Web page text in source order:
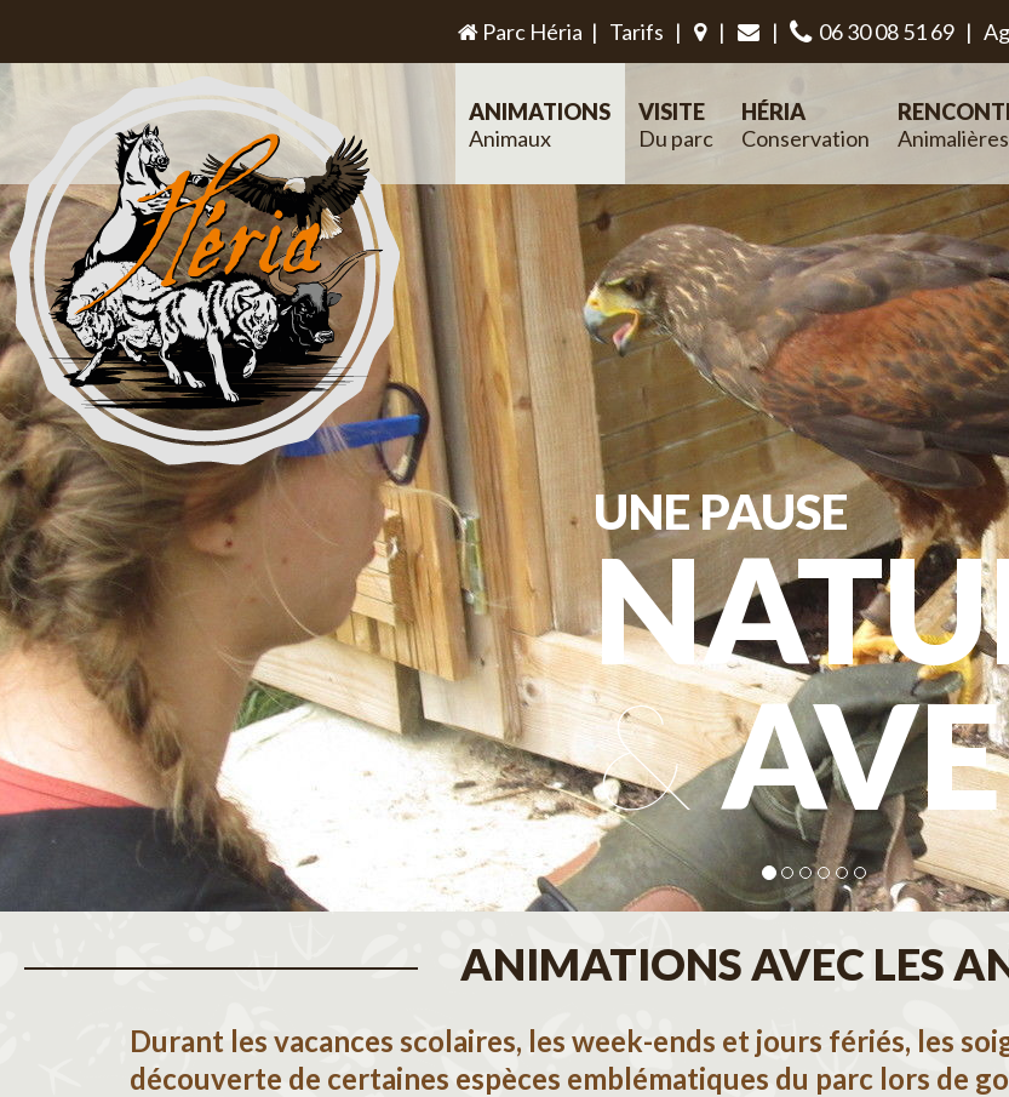
Parc Héria | Tarifs | | | 06 30 08 51 69 |
UNE PAUSE
&
ANIMATIONS
Animaux
VISITE
Du parc
HÉRIA
Conservation
Animalières
ANIMATIONS AVEC LES
Durant les vacances scolaires, les week-ends et jours fériés, les
découverte de certaines espèces emblématiques du parc lors de